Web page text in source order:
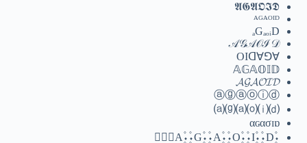
𝕬𝕲𝕬𝕺𝕴𝕯
ᴬᴳᴬᴼᴵᴰ
ₐGₐₒᵢD
𝒜𝒢𝒜𝒪ℐ𝒟
∀⅁∀OIᗡ
𝔸𝔾𝔸𝕆𝕀𝔻
𝓐𝓖𝓐𝓞𝓘𝓓
ⓐⓖⓐⓞⓘⓓ
⒜⒢⒜⒪⒤⒟
αɢασɪɒ
۰۪۫A۪۫۰۰۪۫G۪۫۰۰۪۫A۪۫۰۰۪۫O۪۫۰۰۪۫I۪۫۰۰۪۫D۪۫۰